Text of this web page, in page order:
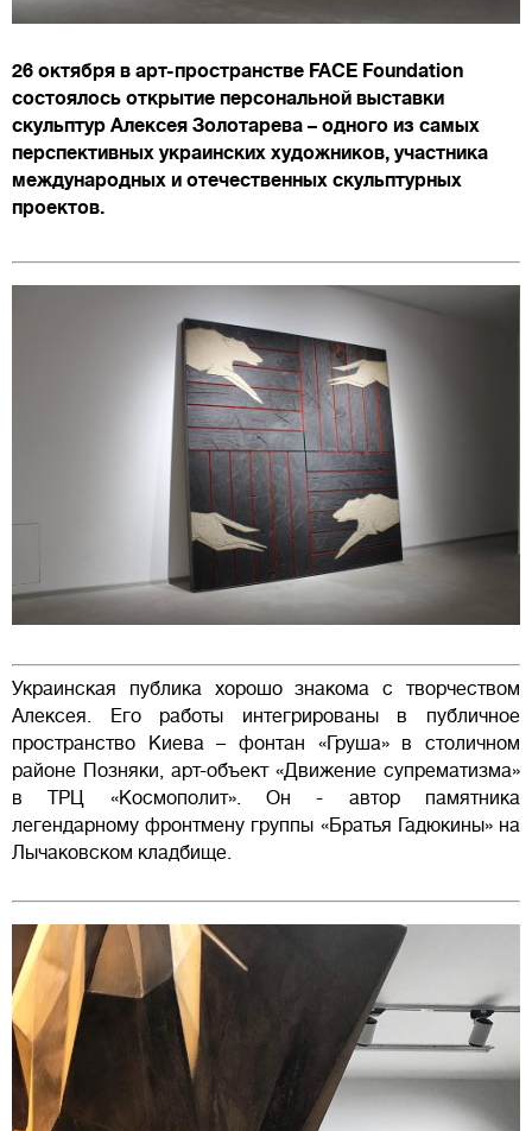
26 октября в арт-пространстве FACE Foundation
состоялось открытие персональной выставки
скульптур Алексея Золотарева – одного из самых
перспективных украинских художников, участника
международных и отечественных скульптурных
проектов.
Украинская публика хорошо знакома с творчеством
Алексея. Его работы интегрированы в публичное
пространство Киева – фонтан «Груша» в столичном
районе Позняки, арт-объект «Движение супрематизма»
в ТРЦ «Космополит». Он - автор памятника
легендарному фронтмену группы «Братья Гадюкины» на
Лычаковском кладбище.